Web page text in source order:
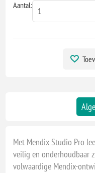
Aantal:
Met Mendix Studio Pro
veilig en onderhoudbaar
volwaardige Mendix-